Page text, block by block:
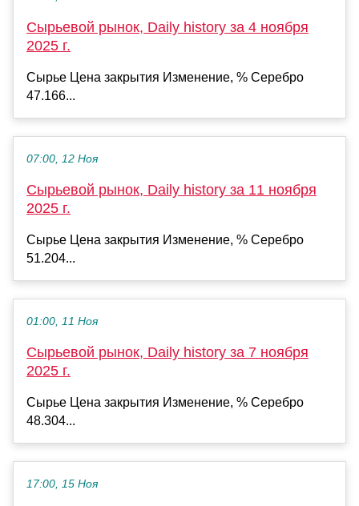
Сырьевой рынок, Daily history за 4 ноября
2025 г.
Сырье Цена закрытия Изменение, % Серебро
47.166...
07:00, 12 Ноя
Сырьевой рынок, Daily history за 11 ноября
2025 г.
Сырье Цена закрытия Изменение, % Серебро
51.204...
01:00, 11 Ноя
Сырьевой рынок, Daily history за 7 ноября
2025 г.
Сырье Цена закрытия Изменение, % Серебро
48.304...
17:00, 15 Ноя